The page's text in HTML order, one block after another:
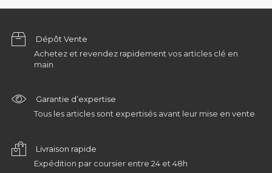
Dépôt Vente
Achetez et revendez rapidement vos articles clé en
main
Garantie d’expertise
Tous les articles sont expertisés avant leur mise en vente
Livraison rapide
Expédition par coursier entre 24 et 48h